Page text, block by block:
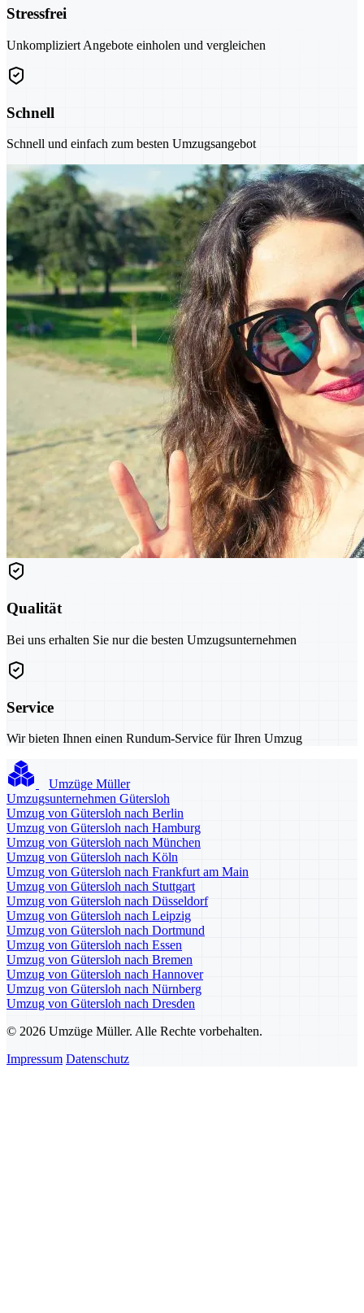
Stressfrei
Unkompliziert Angebote einholen und vergleichen
Schnell
Schnell und einfach zum besten Umzugsangebot
Qualität
Bei uns erhalten Sie nur die besten Umzugsunternehmen
Service
Wir bieten Ihnen einen Rundum-Service für Ihren Umzug
Umzüge Müller
Umzugsunternehmen Gütersloh
Umzug von Gütersloh nach Berlin
Umzug von Gütersloh nach Hamburg
Umzug von Gütersloh nach München
Umzug von Gütersloh nach Köln
Umzug von Gütersloh nach Frankfurt am Main
Umzug von Gütersloh nach Stuttgart
Umzug von Gütersloh nach Düsseldorf
Umzug von Gütersloh nach Leipzig
Umzug von Gütersloh nach Dortmund
Umzug von Gütersloh nach Essen
Umzug von Gütersloh nach Bremen
Umzug von Gütersloh nach Hannover
Umzug von Gütersloh nach Nürnberg
Umzug von Gütersloh nach Dresden
© 2026 Umzüge Müller. Alle Rechte vorbehalten.
Impressum Datenschutz